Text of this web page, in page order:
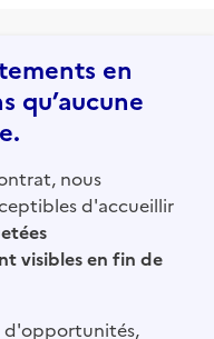
en
qu’aucune
nous
d'accueillir
visibles en fin de
d'opportunités,